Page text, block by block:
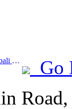
Prev:Gli arrivi turistici internazionali globali sono aumentati del 5% su base annua nella prima metà dell'anno
Go